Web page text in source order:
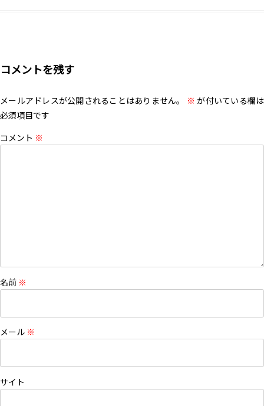
コメントを残す
メールアドレスが公開されることはありません。 ※ が付いている欄は
必須項目です
コメント ※
名前 ※
メール ※
サイト